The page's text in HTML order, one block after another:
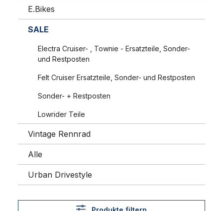
E.Bikes
SALE
Electra Cruiser- , Townie - Ersatzteile, Sonder-
und Restposten
Felt Cruiser Ersatzteile, Sonder- und Restposten
Sonder- + Restposten
Lowrider Teile
Vintage Rennrad
Alle
Urban Drivestyle